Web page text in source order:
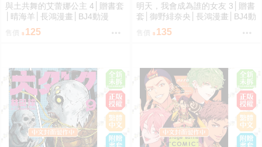
與土共舞的艾蕾娜公主 4│贈書套
│晴海羊│長鴻漫畫│BJ4動漫
125
明天，我會成為誰的女友 3│贈書
套│御野緋奈央│長鴻漫畫│BJ4動
135